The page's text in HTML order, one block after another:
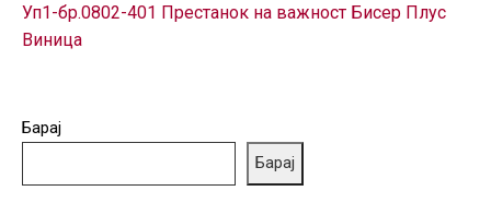
НА
ПАЗАР
ЗА
КОРИСНИЦИ
Уп1-бр.0802-401 Престанок на важност Бисер Плус
Виница
Барај
Барај